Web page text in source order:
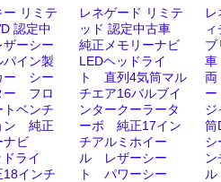
リミテ
認定中
ーシー
イン製
ー シー
ー フロ
トベンチ
ン 純正
ナビ
ライ
インチ
レネゲード リミテ
ッド 認定中古車
純正メモリーナビ
LEDヘッドライ
ト 直列4気筒マル
チエア16バルブイ
ンタークーラータ
ーボ 純正17イン
チアルミホイー
ル レザーシー
ト パワーシー
ブ
筒
ル